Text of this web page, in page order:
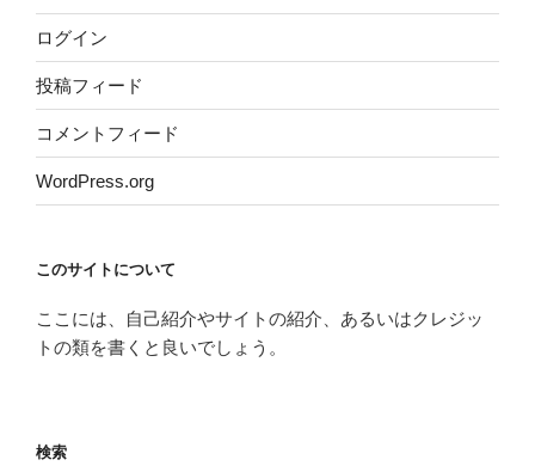
ログイン
投稿フィード
コメントフィード
WordPress.org
このサイトについて
ここには、自己紹介やサイトの紹介、あるいはクレジッ
トの類を書くと良いでしょう。
検索